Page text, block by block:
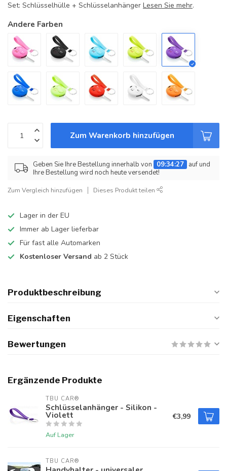
Set: Schlüsselhülle + Schlüsselanhänger Lesen Sie mehr.
Andere Farben
Zum Warenkorb hinzufügen
Geben Sie Ihre Bestellung innerhalb von 09:34:27 auf und
Ihre Bestellung wird noch heute versendet!
Zum Vergleich hinzufügen Dieses Produkt teilen
Lager in der EU
Immer ab Lager lieferbar
Für fast alle Automarken
Kostenloser Versand ab 2 Stück
Produktbeschreibung
Eigenschaften
Bewertungen
Ergänzende Produkte
TBU CAR®
Schlüsselanhänger - Silikon -
Violett
Auf Lager
€3,99
TBU CAR®